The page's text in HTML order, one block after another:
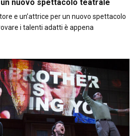
nuovo spettacolo teatrale
e un’attrice per un nuovo spettacolo
i talenti adatti è appena